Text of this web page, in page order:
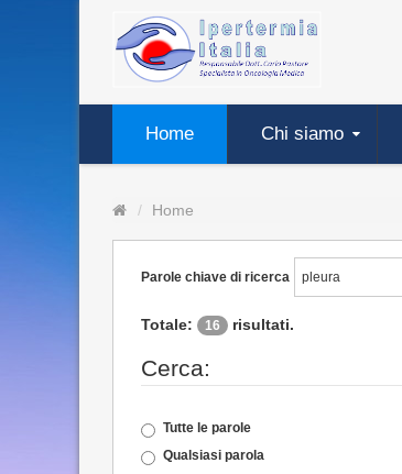
Home Chi siamo
Home
Parole chiave di ricerca
Totale: 16 risultati.
Cerca:
Tutte le parole
Qualsiasi parola